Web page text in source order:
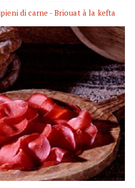
di carne - Briouat à la kefta